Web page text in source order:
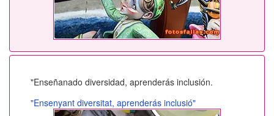
"Enseñanado diversidad, aprenderás inclusión.
"Ensenyant diversitat, aprenderás inclusió"